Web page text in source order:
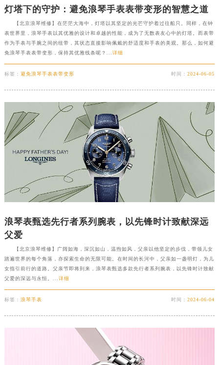
灯塔下的守护：避免浪琴手表表带变形的智慧之道
【北京浪琴维修】在茫茫大海中，灯塔以其坚定的光芒守护着过往船只。同样，在钟
表世界里，浪琴手表以其优雅的设计和卓越的性能，成为了无数表友心中的灯塔。而表带
作为手表与手腕之间的纽带，其状态直接影响佩戴的舒适度和手表的美观。那么，如何避
免浪琴手表表带变形，保持其优雅线条呢？...详细
标签： 避免浪琴手表表带变形 时间：2024-06-05
浪琴表甄选先行者系列腕表，以先锋时计致献深远
父爱
【北京浪琴维修】广阔如海，深沉如山，温煦如风，父亲以他坚定的步伐，带领儿女
踏遍世界的每个角落，亦探索生命的无限可能。在时间的长河中，父亲如一盏明灯，为儿
女指引前行的道路。父亲节即将到来，浪琴表甄选多款先行者系列腕表，以先锋时计致献
父爱的深远与永恒。... 详细
标签： 浪琴手表 时间：2024-06-04